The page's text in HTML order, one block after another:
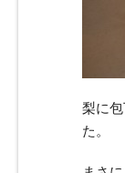
梨に
た。